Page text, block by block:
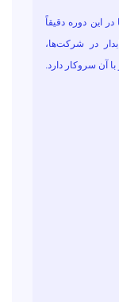
این دوره دقیقاً
در شرکت‌ها،
آن سروکار دارد.